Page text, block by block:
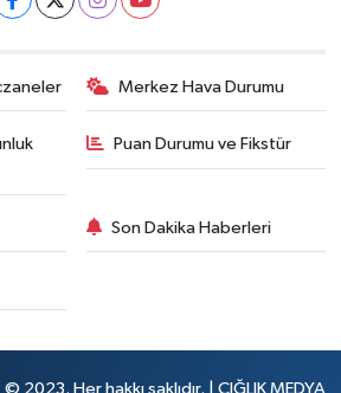
Merkez Hava Durumu
Puan Durumu ve Fikstür
Son Dakika Haberleri
2023. Her hakkı saklıdır. | ÇIĞLIK MEDYA